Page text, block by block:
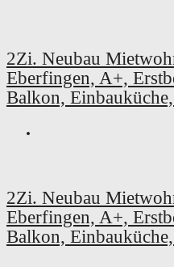
2Zi. Neubau
Eberfingen, A+,
Balkon,
2Zi. Neubau
Eberfingen, A+,
Balkon,